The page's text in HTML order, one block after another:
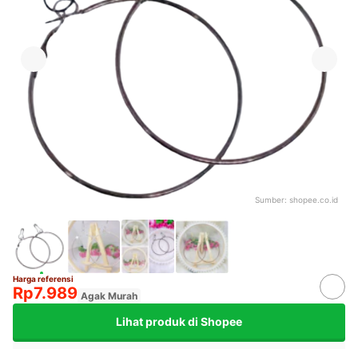
Sumber: shopee.co.id
Harga referensi
Rp7.989 Agak Murah
Lihat produk di Shopee